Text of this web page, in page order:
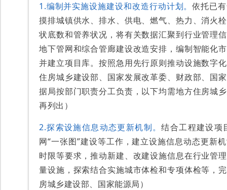
1.编制并实施设施建设和改造行动计划。依托已
摸排城镇供水、排水、供电、燃气、热力、消火
状底数和管养状况，将有关数据汇聚到行业管理
地下管网和综合管廊建设改造安排，编制智能化
并建立项目库。按照急用先行原则推动设施数字
住房城乡建设部、国家发展改革委、财政部、国
据局按部门职责分工负责，以下均需地方住房城
再列出）
2.探索设施信息动态更新机制。结合工程建设项
网“一张图”建设等工作，建立设施信息动态更新
时限等要求，推动新建、改建设施信息在行业管
量设施，探索结合实施城市体检和专项体检等，
房城乡建设部、国家能源局）